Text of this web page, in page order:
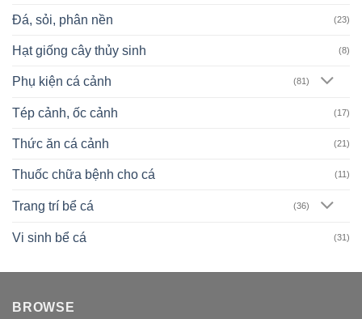
Đá, sỏi, phân nền (23)
Hạt giống cây thủy sinh (8)
Phụ kiện cá cảnh (81)
Tép cảnh, ốc cảnh (17)
Thức ăn cá cảnh (21)
Thuốc chữa bệnh cho cá (11)
Trang trí bể cá (36)
Vi sinh bể cá (31)
BROWSE